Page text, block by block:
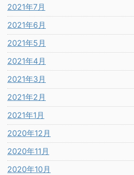
2021年7月
2021年6月
2021年5月
2021年4月
2021年3月
2021年2月
2021年1月
2020年12月
2020年11月
2020年10月